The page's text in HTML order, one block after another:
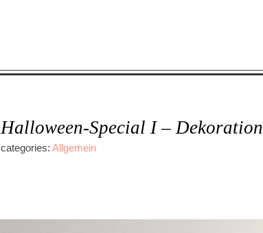
Halloween-Special I – Dekoration
categories: Allgemein